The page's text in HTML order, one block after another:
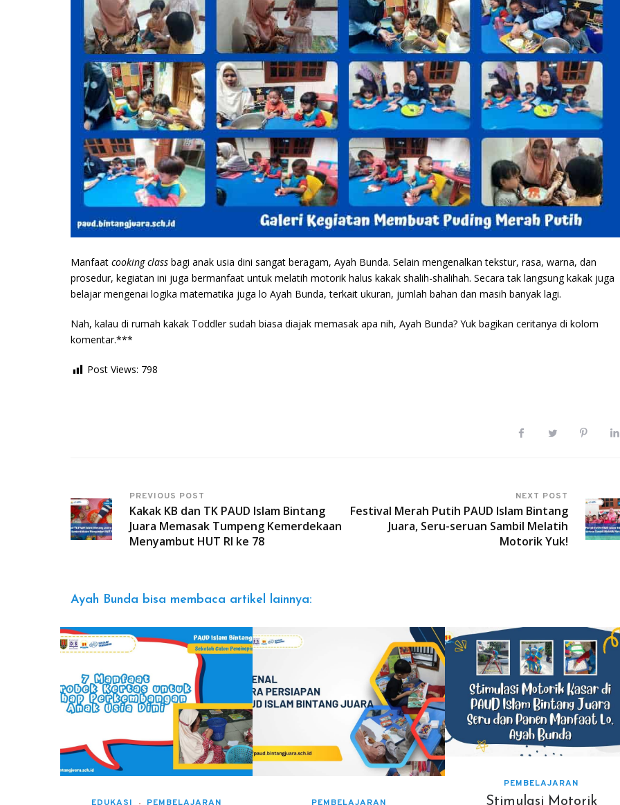
Manfaat cooking class bagi anak usia dini sangat beragam, Ayah Bunda. Selain mengenalkan tekstur, rasa, warna, dan
prosedur, kegiatan ini juga bermanfaat untuk melatih motorik halus kakak shalih-shalihah. Secara tak langsung kakak juga
belajar mengenai logika matematika juga lo Ayah Bunda, terkait ukuran, jumlah bahan dan masih banyak lagi.
Nah, kalau di rumah kakak Toddler sudah biasa diajak memasak apa nih, Ayah Bunda? Yuk bagikan ceritanya di kolom
komentar.***
Post Views: 798
PREVIOUS POST
Kakak KB dan TK PAUD Islam Bintang
Juara Memasak Tumpeng Kemerdekaan
Menyambut HUT RI ke 78
NEXT POST
Festival Merah Putih PAUD Islam Bintang
Juara, Seru-seruan Sambil Melatih
Motorik Yuk!
Ayah Bunda bisa membaca artikel lainnya:
PEMBELAJARAN
Stimulasi Motorik